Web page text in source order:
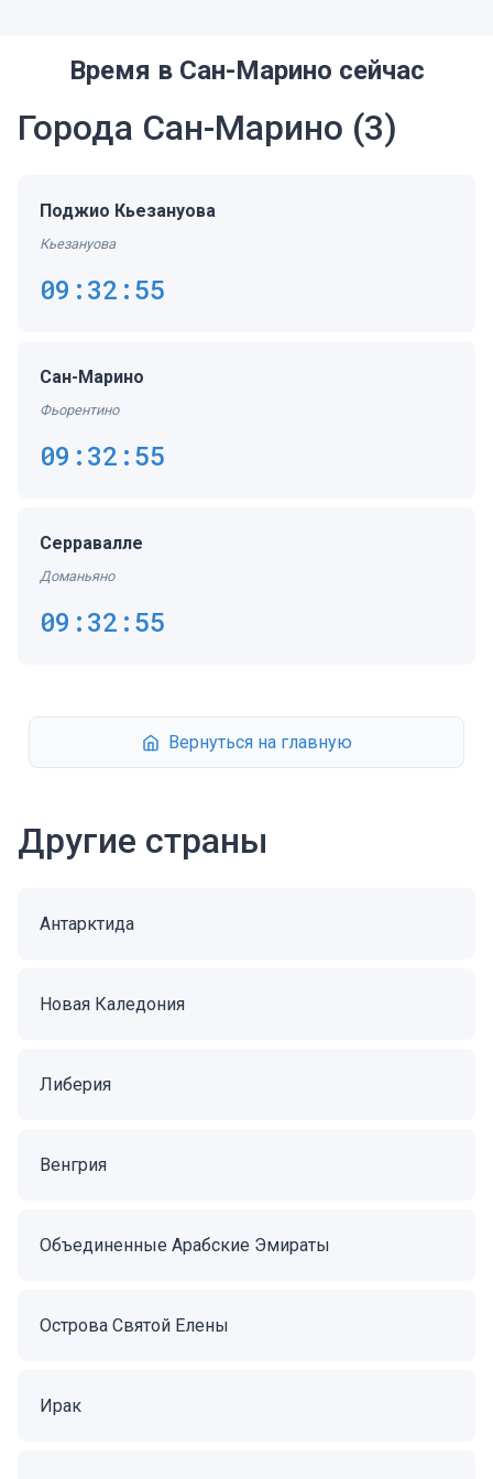
Время в Сан-Марино сейчас
Города Сан-Марино (3)
Поджио Кьезануова
Кьезануова
09:32:55
Сан-Марино
Фьорентино
09:32:55
Серравалле
Доманьяно
09:32:55
Вернуться на главную
Другие страны
Антарктида
Новая Каледония
Либерия
Венгрия
Объединенные Арабские Эмираты
Острова Святой Елены
Ирак